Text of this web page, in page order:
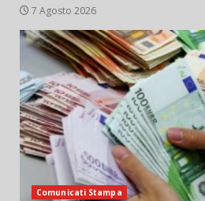
7 Agosto 2026
Comunicati Stampa